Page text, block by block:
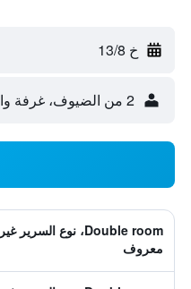
خ 13/8
2 من الضيوف، غرفة واحدة
Double room، نوع السرير غير
معروف